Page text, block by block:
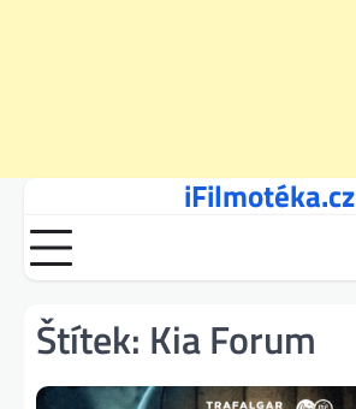
content
iFilmotéka.cz
Štítek: Kia Forum